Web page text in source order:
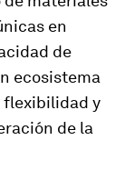
en
de
ecosistema
flexibilidad y
de la